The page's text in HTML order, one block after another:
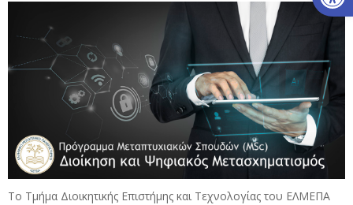
Το Τμήμα Διοικητικής Επιστήμης και Τεχνολογίας του ΕΛΜΕΠΑ